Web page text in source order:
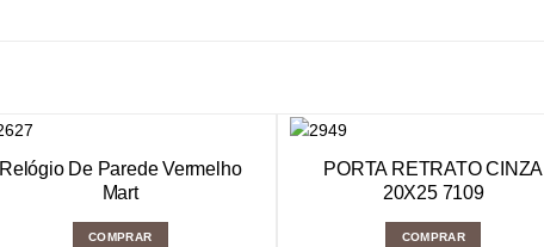
Relógio De Parede Vermelho
Mart
COMPRAR
PORTA RETRATO CINZA
20X25 7109
COMPRAR